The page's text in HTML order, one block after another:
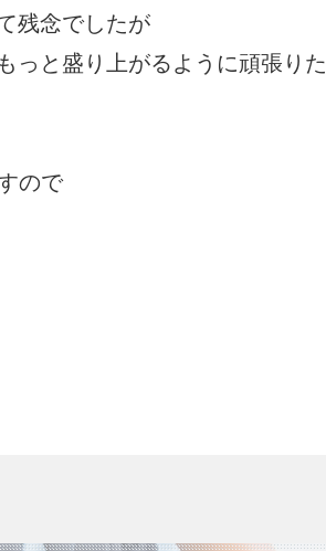
残念でしたが
っと盛り上がるように頑張りた
ので